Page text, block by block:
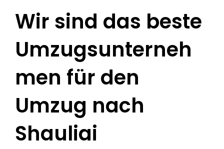
Wir sind das beste
Umzugsunterneh
men für den
Umzug nach
Shauliai